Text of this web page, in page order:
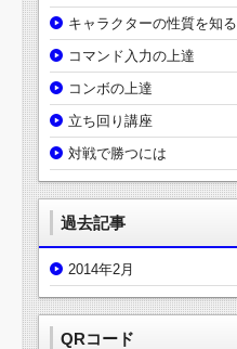
キャラクターの性質を知る
コマンド入力の上達
コンボの上達
立ち回り講座
対戦で勝つには
過去記事
2014年2月
QRコード